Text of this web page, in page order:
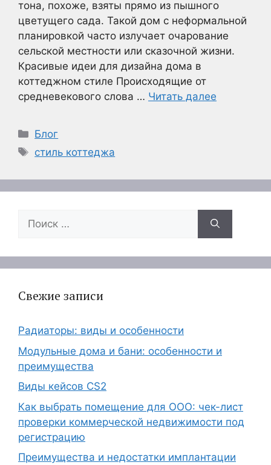
тона, похоже, взяты прямо из пышного
цветущего сада. Такой дом с неформальной
планировкой часто излучает очарование
сельской местности или сказочной жизни.
Красивые идеи для дизайна дома в
коттеджном стиле Происходящие от
средневекового слова … Читать далее
Рубрики
Блог
Метки
стиль коттеджа
Поиск:
Свежие записи
Радиаторы: виды и особенности
Модульные дома и бани: особенности и
преимущества
Виды кейсов CS2
Как выбрать помещение для ООО: чек-лист
проверки коммерческой недвижимости под
регистрацию
Преимущества и недостатки имплантации